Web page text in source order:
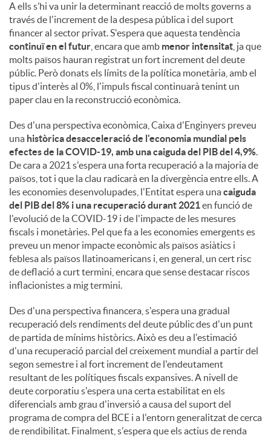
A ells s’hi va unir la determinant reacció de molts governs a
través de l'increment de la despesa pública i del suport
financer al sector privat. S'espera que aquesta tendència
continuï en el futur , encara que amb menor intensitat , ja que
molts països hauran registrat un fort increment del deute
públic. Però donats els límits de la política monetària, amb el
tipus d'interès al 0%, l'impuls fiscal continuarà tenint un
paper clau en la reconstrucció econòmica.
Des d'una perspectiva econòmica, Caixa d'Enginyers preveu
una històrica desacceleració de l'economia mundial pels
efectes de la COVID-19, amb una caiguda del PIB del 4,9%.
De cara a 2021 s'espera una forta recuperació a la majoria de
països, tot i que la clau radicarà en la divergència entre ells. A
les economies desenvolupades, l'Entitat espera unacaiguda
del PIB del 8% i una recuperació durant 2021en funció de
l'evolució de la COVID-19 i de l'impacte de les mesures
fiscals i monetàries. Pel que fa a les economies emergents es
preveu un menor impacte econòmic als països asiàtics i
feblesa als països llatinoamericans i, en general, un cert risc
de deflació a curt termini, encara que sense destacar riscos
inflacionistes a mig termini.
Des d'una perspectiva financera, s'espera una gradual
recuperació dels rendiments del deute públic des d'un punt
de partida de mínims històrics. Això es deu a l'estimació
d'una recuperació parcial del creixement mundial a partir del
segon semestre i al fort increment de l'endeutament
resultant de les polítiques fiscals expansives. A nivell de
deute corporatiu s'espera una certa estabilitat en els
diferencials amb grau d'inversió a causa del suport del
programa de compra del BCE i a l'entorn generalitzat de cerca
de rendibilitat. Finalment, s'espera que els actius de renda